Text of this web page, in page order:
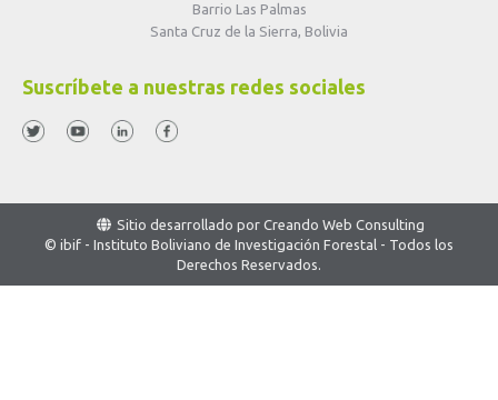
Barrio Las Palmas
Santa Cruz de la Sierra, Bolivia
Suscríbete a nuestras redes sociales
Sitio desarrollado por Creando Web Consulting
© ibif - Instituto Boliviano de Investigación Forestal - Todos los
Derechos Reservados.